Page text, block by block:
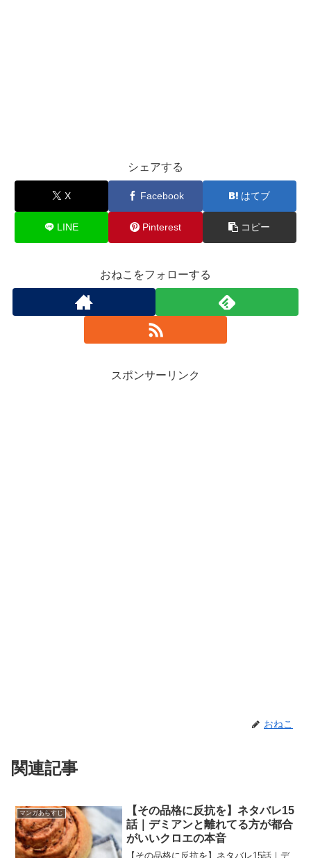
シェアする
X Facebook はてブ
LINE Pinterest コピー
おねこをフォローする
スポンサーリンク
おねこ
関連記事
マンガあらすじ
【その品格に反抗を】ネタバレ15
話｜デミアンと離れてる方が都合
がいいクロエの本音
【その品格に反抗を】ネタバレ15話｜デ